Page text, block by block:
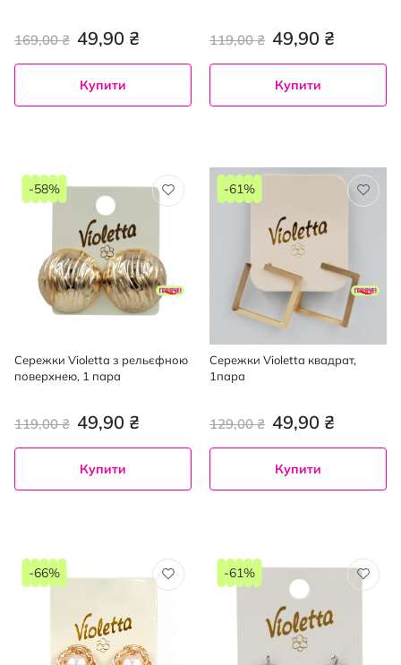
49,90 ₴
169,00 ₴
Купити
49,90 ₴
119,00 ₴
Купити
Сережки Violetta з рельєфною
поверхнею, 1 пара
49,90 ₴
119,00 ₴
-58%
Купити
Сережки Violetta квадрат,
1пара
49,90 ₴
129,00 ₴
-61%
Купити
-66% -61%